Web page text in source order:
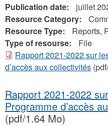
Publication date:
juillet
Resource Category:
Resource Type:
Reports,
Type of resourse:
File
Rapport 2021-2022 sur
d’accès aux collectivités
Rapport 2021-2022
Programme d’accès
(pdf/1.64 Mo)